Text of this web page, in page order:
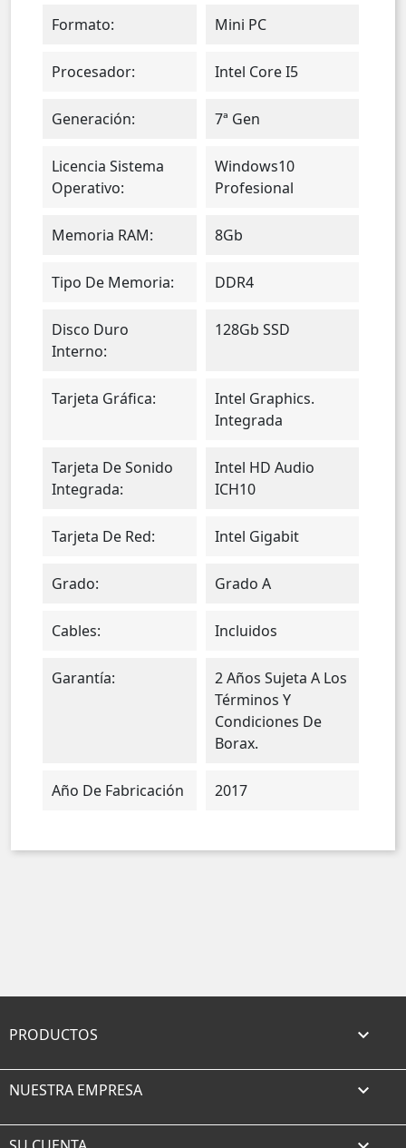
Formato:
Mini PC
Procesador: Intel Core I5
Generación: 7ª Gen
Licencia Sistema
Operativo:
Windows10
Profesional
Memoria RAM: 8Gb
Tipo De Memoria: DDR4
Disco Duro
Interno:
128Gb SSD
Tarjeta Gráfica:
Intel Graphics.
Integrada
Tarjeta De Sonido
Integrada:
Intel HD Audio
ICH10
Tarjeta De Red: Intel Gigabit
Grado: Grado A
Cables: Incluidos
Garantía:
2 Años Sujeta A Los
Términos Y
Condiciones De
Borax.
Año De Fabricación 2017
PRODUCTOS 
NUESTRA EMPRESA 